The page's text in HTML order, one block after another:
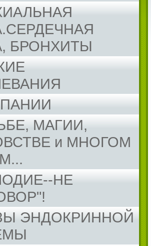
БРОНХИТЫ
МАГИИ,
и МНОГОМ
НЕ
ЭНДОКРИННОЙ